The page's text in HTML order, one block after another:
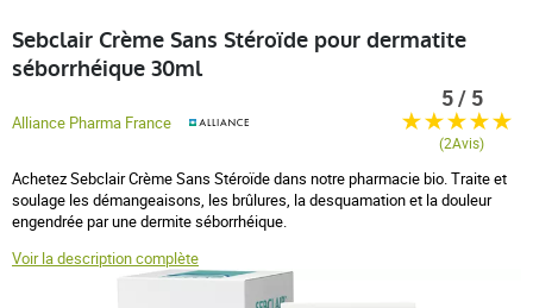
Sebclair Crème Sans Stéroïde pour dermatite
séborrhéique 30ml
Alliance Pharma France
Achetez Sebclair Crème Sans Stéroïde dans notre pharmacie bio. Traite et
soulage les démangeaisons, les brûlures, la desquamation et la douleur
engendrée par une dermite séborrhéique.
Voir la description complète
5 / 5
(2Avis)